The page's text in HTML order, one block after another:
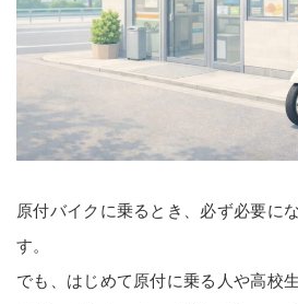
原付バイクに乗るとき、必ず必要に
す。
でも、はじめて原付に乗る人や高校